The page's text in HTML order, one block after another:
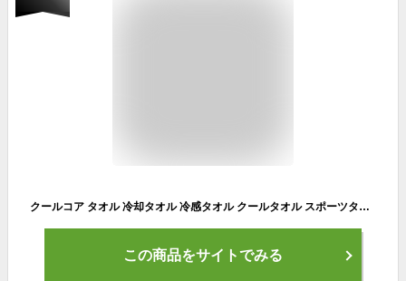
クールコア タオル 冷却タオル 冷感タオル クールタオル スポーツタオル ひんやり 冷感 冷却 クールコアタオル スポーツ 熱中症対策 省エネ対策 通学 部活 サークル ウォーキング アウトドア ジム 4本までメール便1通発送
この商品をサイトでみる